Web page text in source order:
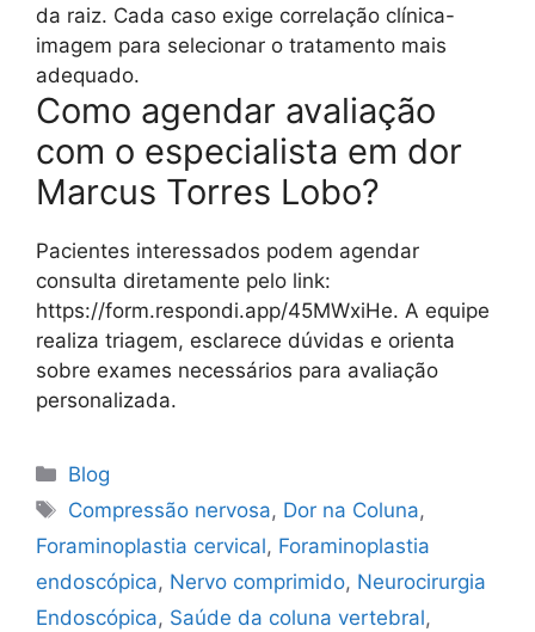
da raiz. Cada caso exige correlação clínica-
imagem para selecionar o tratamento mais
adequado.
Como agendar avaliação
com o especialista em dor
Marcus Torres Lobo?
Pacientes interessados podem agendar
consulta diretamente pelo link:
https://form.respondi.app/45MWxiHe. A equipe
realiza triagem, esclarece dúvidas e orienta
sobre exames necessários para avaliação
personalizada.
Blog
Compressão nervosa, Dor na Coluna,
Foraminoplastia cervical, Foraminoplastia
endoscópica, Nervo comprimido, Neurocirurgia
Endoscópica, Saúde da coluna vertebral,